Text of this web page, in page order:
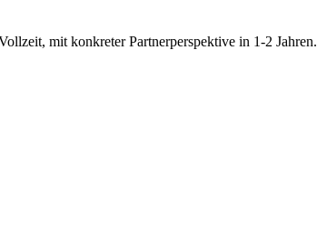
mit konkreter Partnerperspektive in 1-2 Jahren.